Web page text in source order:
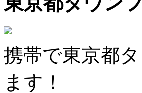
携帯で東京都
ます！